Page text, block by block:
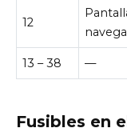
12
13 – 38 —
Fusibles en